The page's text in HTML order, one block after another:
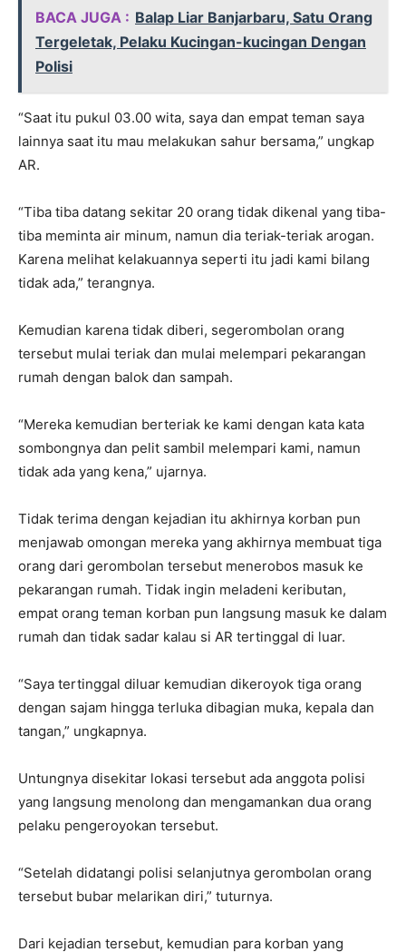
BACA JUGA : Balap Liar Banjarbaru, Satu Orang
Tergeletak, Pelaku Kucingan-kucingan Dengan
Polisi
“Saat itu pukul 03.00 wita, saya dan empat teman saya
lainnya saat itu mau melakukan sahur bersama,” ungkap
AR.
“Tiba tiba datang sekitar 20 orang tidak dikenal yang tiba-
tiba meminta air minum, namun dia teriak-teriak arogan.
Karena melihat kelakuannya seperti itu jadi kami bilang
tidak ada,” terangnya.
Kemudian karena tidak diberi, segerombolan orang
tersebut mulai teriak dan mulai melempari pekarangan
rumah dengan balok dan sampah.
“Mereka kemudian berteriak ke kami dengan kata kata
sombongnya dan pelit sambil melempari kami, namun
tidak ada yang kena,” ujarnya.
Tidak terima dengan kejadian itu akhirnya korban pun
menjawab omongan mereka yang akhirnya membuat tiga
orang dari gerombolan tersebut menerobos masuk ke
pekarangan rumah. Tidak ingin meladeni keributan,
empat orang teman korban pun langsung masuk ke dalam
rumah dan tidak sadar kalau si AR tertinggal di luar.
“Saya tertinggal diluar kemudian dikeroyok tiga orang
dengan sajam hingga terluka dibagian muka, kepala dan
tangan,” ungkapnya.
Untungnya disekitar lokasi tersebut ada anggota polisi
yang langsung menolong dan mengamankan dua orang
pelaku pengeroyokan tersebut.
“Setelah didatangi polisi selanjutnya gerombolan orang
tersebut bubar melarikan diri,” tuturnya.
Dari kejadian tersebut, kemudian para korban yang